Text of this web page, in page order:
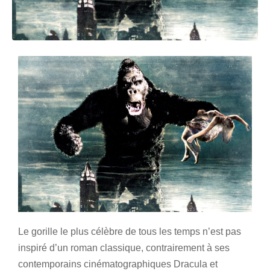
Le gorille le plus célèbre de tous les temps n’est pas
inspiré d’un roman classique, contrairement à ses
contemporains cinématographiques Dracula et